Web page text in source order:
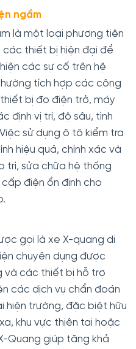
ngầm
là một loại phương tiện
thiết bị hiện đại để
các sự cố trên hệ
tích hợp các công
bị đo điện trở, máy
định vị trí, độ sâu, tình
sử dụng ô tô kiểm tra
hiệu quả, chính xác và
trì, sửa chữa hệ thống
điện ổn định cho
gọi là xe X-quang di
chuyên dụng được
và các thiết bị hỗ trợ
các dịch vụ chẩn đoán
hiện trường, đặc biệt hữu
khu vực thiên tai hoặc
Quang giúp tăng khả